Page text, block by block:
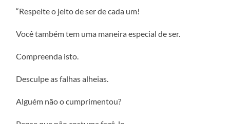
“Respeite o jeito de ser de cada um!
Você também tem uma maneira especial de ser.
Compreenda isto.
Desculpe as falhas alheias.
Alguém não o cumprimentou?